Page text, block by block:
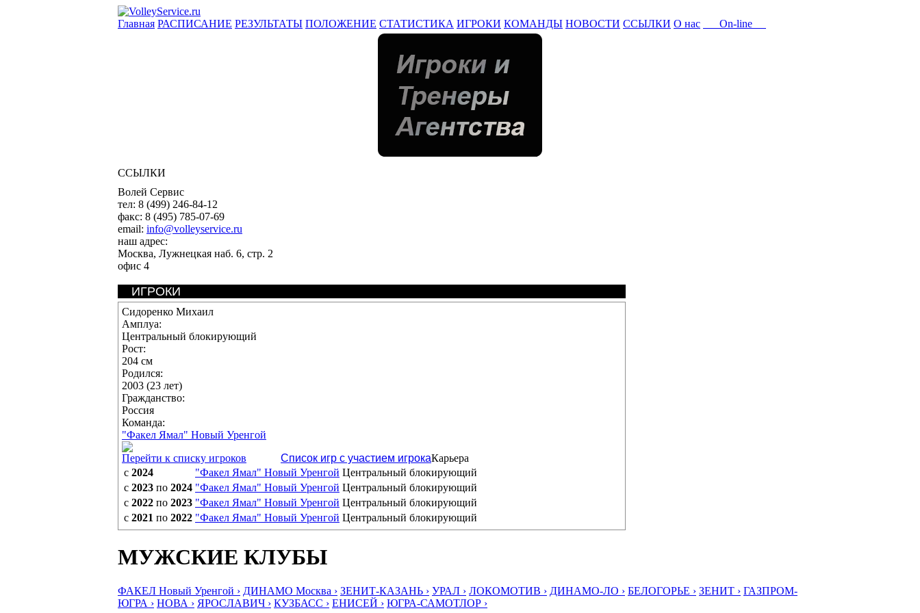
Главная РАСПИСАНИЕ РЕЗУЛЬТАТЫ ПОЛОЖЕНИЕ СТАТИСТИКА ИГРОКИ КОМАНДЫ НОВОСТИ ССЫЛКИ О нас On-line
ССЫЛКИ
Волей Сервис
тел: 8 (499) 246-84-12
факс: 8 (495) 785-07-69
email: info@volleyservice.ru
наш адрес:
Москва, Лужнецкая наб. 6, стр. 2
офис 4
ИГРОКИ
Сидоренко Михаил
Амплуа:
Центральный блокирующий
Рост:
204 см
Родился:
2003 (23 лет)
Гражданство:
Россия
Команда:
"Факел Ямал" Новый Уренгой
Перейти к списку игроков
Список игр с участием игрокаКарьера
с 2024 "Факел Ямал" Новый Уренгой Центральный блокирующий
с 2023 по 2024 "Факел Ямал" Новый Уренгой Центральный блокирующий
с 2022 по 2023 "Факел Ямал" Новый Уренгой Центральный блокирующий
с 2021 по 2022 "Факел Ямал" Новый Уренгой Центральный блокирующий
МУЖСКИЕ КЛУБЫ
ФАКЕЛ Новый Уренгой › ДИНАМО Москва › ЗЕНИТ-КАЗАНЬ › УРАЛ › ЛОКОМОТИВ › ДИНАМО-ЛО › БЕЛОГОРЬЕ › ЗЕНИТ › ГАЗПРОМ-
ЮГРА › НОВА › ЯРОСЛАВИЧ › КУЗБАСС › ЕНИСЕЙ › ЮГРА-САМОТЛОР ›